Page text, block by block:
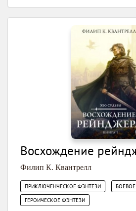
Восхождение
Филип К. Квантрелл
ПРИКЛЮЧЕНЧЕСКОЕ ФЭНТЕЗИ
ГЕРОИЧЕСКОЕ ФЭНТЕЗИ